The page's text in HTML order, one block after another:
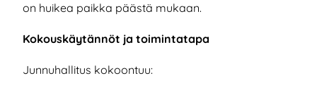
on huikea paikka päästä mukaan.
Kokouskäytännöt ja toimintatapa
Junnuhallitus kokoontuu: